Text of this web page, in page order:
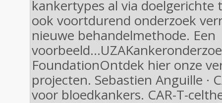
kankertypes al via doelgerichte
ook voortdurend onderzoek
nieuwe behandelmethode. Een
FoundationOntdek hier onze
projecten. Sebastien Anguille ·
voor bloedkankers. CAR-T-